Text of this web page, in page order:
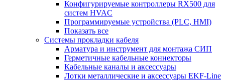
Конфигурируемые контроллеры RX500 для
систем HVAC
Программируемые устройства (PLC, HMI)
Показать все
Системы прокладки кабеля
Арматура и инструмент для монтажа СИП
Герметичные кабельные коннекторы
Кабельные каналы и аксессуары
Лотки металлические и аксессуары EKF-Line